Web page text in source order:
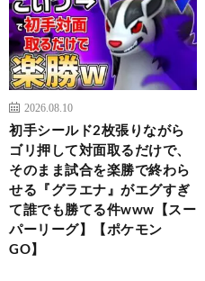
2026.08.10
初手シールド2枚張りながら
ゴリ押して対面取るだけで、
そのまま試合を楽勝で終わら
せる『グラエナ』がエグすぎ
て誰でも勝てる件www【スー
パーリーグ】【ポケモン
GO】